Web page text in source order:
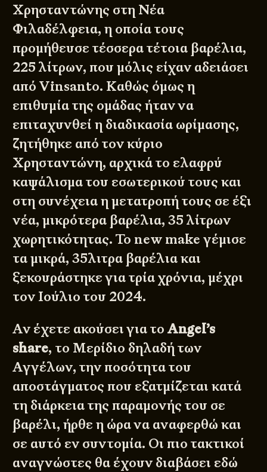
Χρησταντώνης στη Νέα
Φιλαδέλφεια, η οποία τους
προμήθευσε τέσσερα τέτοια βαρέλια,
225 λίτρων, που μόλις είχαν αδειάσει
από Vinsanto. Καθώς όμως η
επιθυμία της ομάδας ήταν να
επιταχυνθεί η διαδικασία ωρίμασης,
ζητήθηκε από τον κύριο
Χρησταντώνη, αρχικά το ελαφρύ
καψάλισμα του εσωτερικού τους και
στη συνέχεια η μετατροπή τους σε έξι
νέα, μικρότερα βαρέλια, 35 λίτρων
χωρητικότητας. Το new make γέμισε
τα μικρά, 35λιτρα βαρέλια και
ξεκουράστηκε για τρία χρόνια, μέχρι
τον Ιούλιο του 2024.
Αν έχετε ακούσει για τοAngel’s
share, το Μερίδιο δηλαδή των
Αγγέλων, την ποσότητα του
αποστάγματος που εξατμίζεται κατά
τη διάρκεια της παραμονής του σε
βαρέλι, ήρθε η ώρα να αναφερθώ και
σε αυτό εν συντομία. Οι πιο τακτικοί
αναγνώστες θα έχουν διαβάσει εδώ